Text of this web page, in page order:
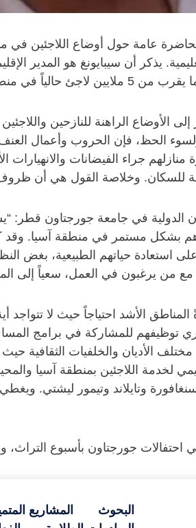
في منطقة شرق آسيا.
الأوضاع الراهنة للنازحين
الحظ، فإن الحروب وأعمال
منازلهم جراء الفيضانات
للسكان. وخلاصة القول هي أن ظروف
الدولية في جامعة جورجتاون قطر:
بشكل مستمر في منطقة آسيا. وقد
استعادة حياتهم الطبيعية، بغض
مع من يرغبون في العمل، سعياً إلى
الأشد احتياجاً حيث لا
توظيفهم للمشاركة في برامج
من مختلف الأديان والخلفيات
لخدمة اللاجئين بمنطقة آسيا
جورجتاون بأسبوع التراث،
البحوث
المشاريع